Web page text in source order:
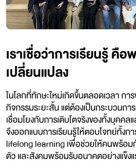
เราเชื่อว่าการเรียนรู้ คื
เปลี่ยนแปลง
ในโลกที่ทักษะใหม่เกิดขึ้นตลอดเวลา ก
กิจกรรมระยะสั้น แต่ต้องเป็นกระบวนกา
เชื่อมโยงกับการเติบโตจริงของทั้งบุคค
จึงออกแบบการเรียนรู้ให้ตอบโจทย์ทั้งก
lifelong learning เพื่อช่วยให้คนพร้อ
ตัว และสังคมพร้อมรับอนาคตอย่างแข็งแ